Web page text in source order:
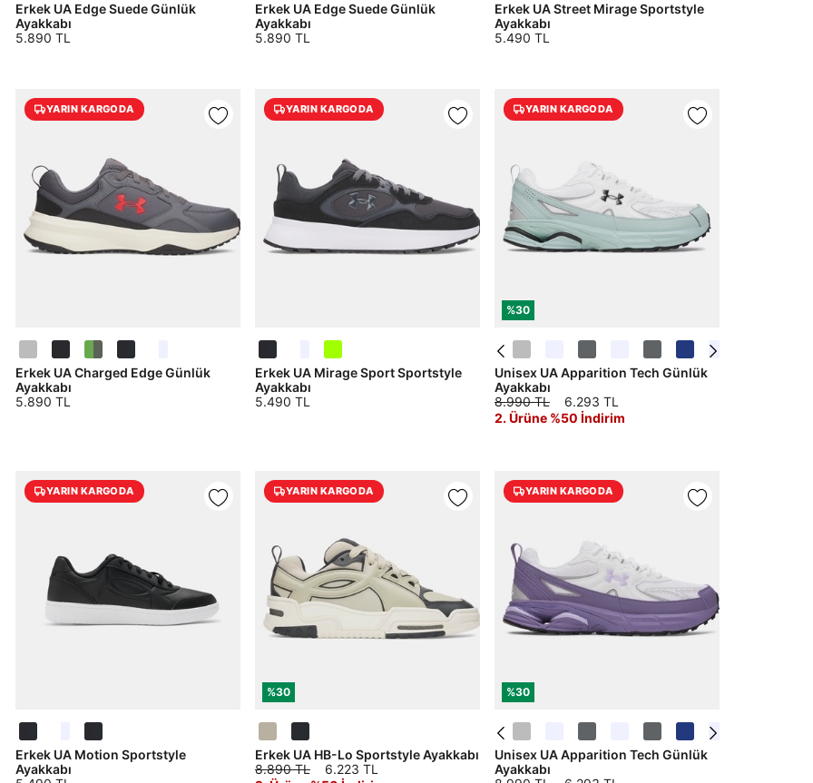
DOĞRU UNDER ARMOUR
SİTESİNDE MİSİNİZ?
Şifre *
Erkek UA Edge Suede Günlük
Ayakkabı
5.890 TL
Erkek UA Edge Suede Günlük
Ayakkabı
5.890 TL
Erkek UA Street Mirage Sportstyle
Ayakkabı
5.490 TL
YARIN KARGODA
Erkek UA Charged Edge Günlük
Ayakkabı
5.890 TL
YARIN KARGODA
Erkek UA Mirage Sport Sportstyle
Ayakkabı
5.490 TL
%30
YARIN KARGODA
Unisex UA Apparition Tech Günlük
Ayakkabı
8.990 TL
6.293 TL
2. Ürüne %50 İndirim
YARIN KARGODA
Erkek UA Motion Sportstyle
Ayakkabı
%30
YARIN KARGODA
Erkek UA HB-Lo Sportstyle Ayakkabı
8.890 TL
6.223 TL
%30
YARIN KARGODA
Unisex UA Apparition Tech Günlük
Ayakkabı
Term Of Use
ipsum
Siparişinizin durumu hakkında bilgi alabilmek için
aşağıdaki bilgileri giriniz.
Parola Yenileme
E-posta adresi
Zaten hesabın var mı? Giriş yap
Hızlı sipariş takibi.
Kolay iade ve değişim.